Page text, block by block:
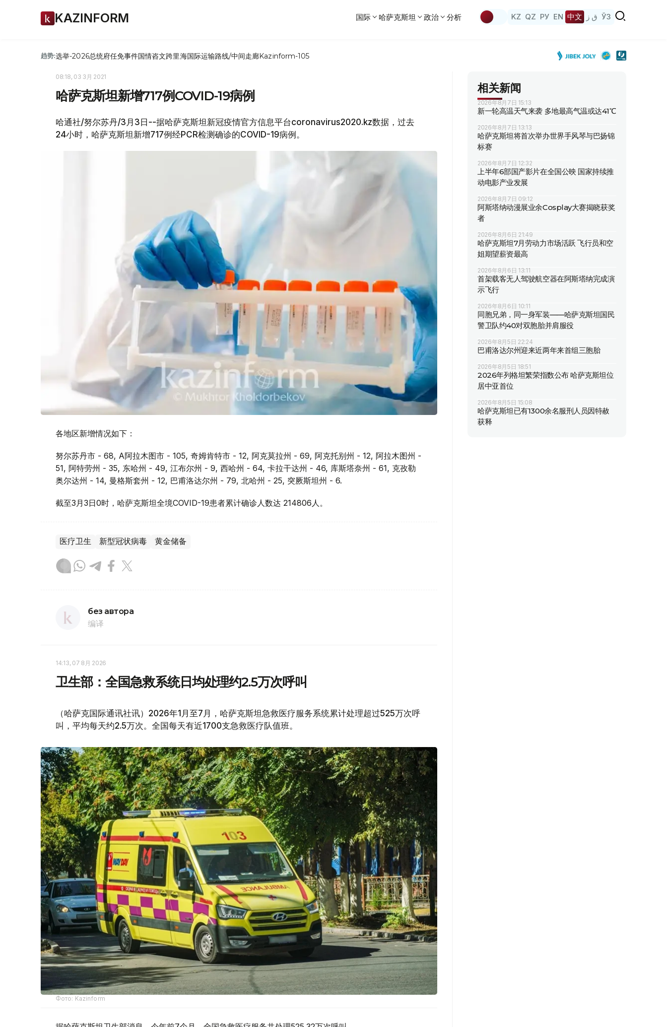
KAZINFORM 国际 哈萨克斯坦 政治 分析 KZ QZ РУ EN 中文 ق ز ЎЗ
趋势:选举-2026总统府任免事件国情咨文跨里海国际运输路线/中间走廊Kazinform-105
08:18, 03 3月 2021
哈萨克斯坦新增717例COVID-19病例
哈通社/努尔苏丹/3月3日--据哈萨克斯坦新冠疫情官方信息平台coronavirus2020.kz数据，过去
24小时，哈萨克斯坦新增717例经PCR检测确诊的COVID-19病例。
各地区新增情况如下：
努尔苏丹市 - 68, А阿拉木图市 - 105, 奇姆肯特市 - 12, 阿克莫拉州 - 69, 阿克托别州 - 12, 阿拉木图州 -
51, 阿特劳州 - 35, 东哈州 - 49, 江布尔州 - 9, 西哈州 - 64, 卡拉干达州 - 46, 库斯塔奈州 - 61, 克孜勒
奥尔达州 - 14, 曼格斯套州 - 12, 巴甫洛达尔州 - 79, 北哈州 - 25, 突厥斯坦州 - 6.
截至3月3日0时，哈萨克斯坦全境COVID-19患者累计确诊人数达 214806人。
医疗卫生 新型冠状病毒 黄金储备
без автора
编译
14:13, 07 8月 2026
卫生部：全国急救系统日均处理约2.5万次呼叫
（哈萨克国际通讯社讯）2026年1月至7月，哈萨克斯坦急救医疗服务系统累计处理超过525万次呼
叫，平均每天约2.5万次。全国每天有近1700支急救医疗队值班。
Фото: Kazinform
相关新闻
2026年8月7日 15:13
新一轮高温天气来袭 多地最高气温或达41℃
2026年8月7日 13:13
哈萨克斯坦将首次举办世界手风琴与巴扬锦
标赛
2026年8月7日 12:32
上半年6部国产影片在全国公映 国家持续推
动电影产业发展
2026年8月7日 09:12
阿斯塔纳动漫展业余Cosplay大赛揭晓获奖
者
2026年8月6日 21:49
哈萨克斯坦7月劳动力市场活跃 飞行员和空
姐期望薪资最高
2026年8月6日 13:11
首架载客无人驾驶航空器在阿斯塔纳完成演
示飞行
2026年8月6日 10:11
同胞兄弟，同一身军装——哈萨克斯坦国民
警卫队约40对双胞胎并肩服役
2026年8月5日 22:24
巴甫洛达尔州迎来近两年来首组三胞胎
2026年8月5日 18:51
2026年列格坦繁荣指数公布 哈萨克斯坦位
居中亚首位
2026年8月5日 15:08
哈萨克斯坦已有1300余名服刑人员因特赦
获释